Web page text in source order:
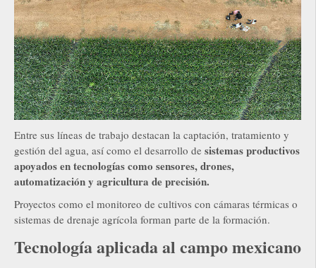
Entre sus líneas de trabajo destacan la captación, tratamiento y
gestión del agua, así como el desarrollo de sistemas productivos
apoyados en tecnologías como sensores, drones,
automatización y agricultura de precisión.
Proyectos como el monitoreo de cultivos con cámaras térmicas o
sistemas de drenaje agrícola forman parte de la formación.
Tecnología aplicada al campo mexicano